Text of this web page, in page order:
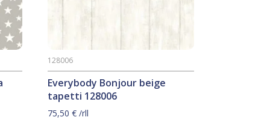
Everybody Bonjour beige
tapetti 128006
128006
75,50€ /rll